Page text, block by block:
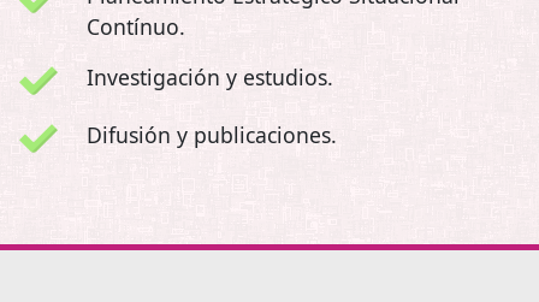
Contínuo.
Investigación y estudios.
Difusión y publicaciones.